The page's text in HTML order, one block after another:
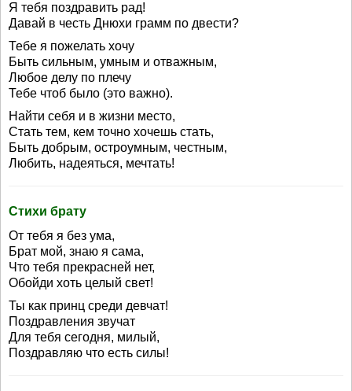
Я тебя поздравить рад!
Давай в честь Днюхи грамм по двести?
Тебе я пожелать хочу
Быть сильным, умным и отважным,
Любое делу по плечу
Тебе чтоб было (это важно).
Найти себя и в жизни место,
Стать тем, кем точно хочешь стать,
Быть добрым, остроумным, честным,
Любить, надеяться, мечтать!
Стихи брату
От тебя я без ума,
Брат мой, знаю я сама,
Что тебя прекрасней нет,
Обойди хоть целый свет!
Ты как принц среди девчат!
Поздравления звучат
Для тебя сегодня, милый,
Поздравляю что есть силы!